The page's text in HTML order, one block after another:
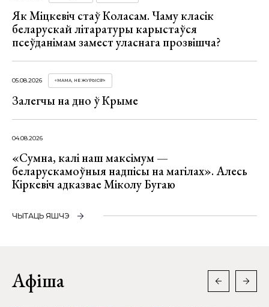
Як Міцкевіч стаў Коласам. Чаму класік
беларускай літаратуры карыстаўся
псеўданімам замест уласнага прозвішча?
05.08.2026 «МАМА, НЕ ЖУРЫСЯ!»
Залегчы на дно ў Крыме
04.08.2026
«Сумна, калі наш максімум —
беларускамоўныя надпісы на магілах». Алесь
Кіркевіч адказвае Міколу Бугаю
ЧЫТАЦЬ ЯШЧЭ
Афіша